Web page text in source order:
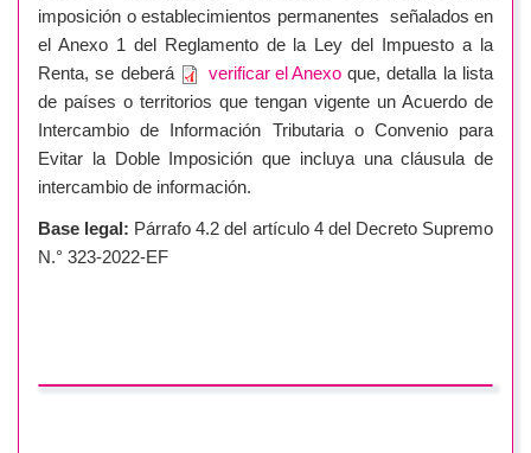
imposición o establecimientos permanentes señalados en
el Anexo 1 del Reglamento de la Ley del Impuesto a la
Renta, se deberá
verificar el Anexoque, detalla la lista
de países o territorios que tengan vigente un Acuerdo de
Intercambio de Información Tributaria o Convenio para
Evitar la Doble Imposición que incluya una cláusula de
intercambio de información.
Base legal: Párrafo 4.2 del artículo 4 del Decreto Supremo
N.° 323-2022-EF